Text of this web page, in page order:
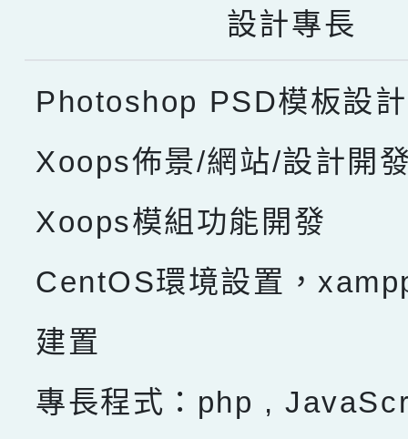
設計專長
Photoshop PSD模板設計
Xoops佈景/網站/設計開
Xoops模組功能開發
CentOS環境設置，
建置
專長程式：php ,